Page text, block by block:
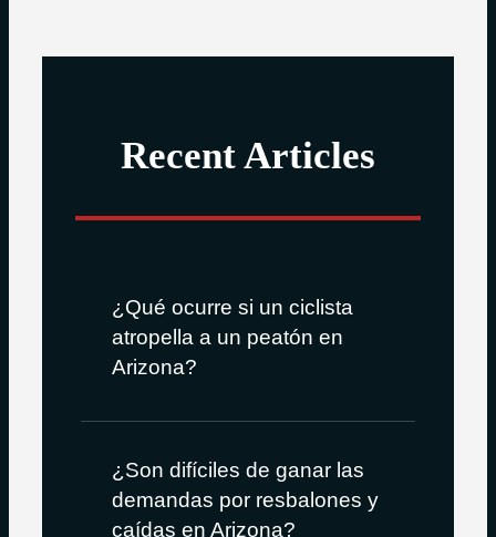
Recent Articles
¿Qué ocurre si un ciclista
atropella a un peatón en
Arizona?
¿Son difíciles de ganar las
demandas por resbalones y
caídas en Arizona?